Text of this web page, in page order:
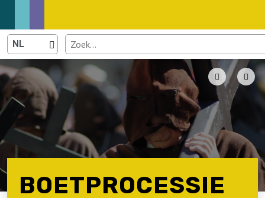
BOETPROCESSIE